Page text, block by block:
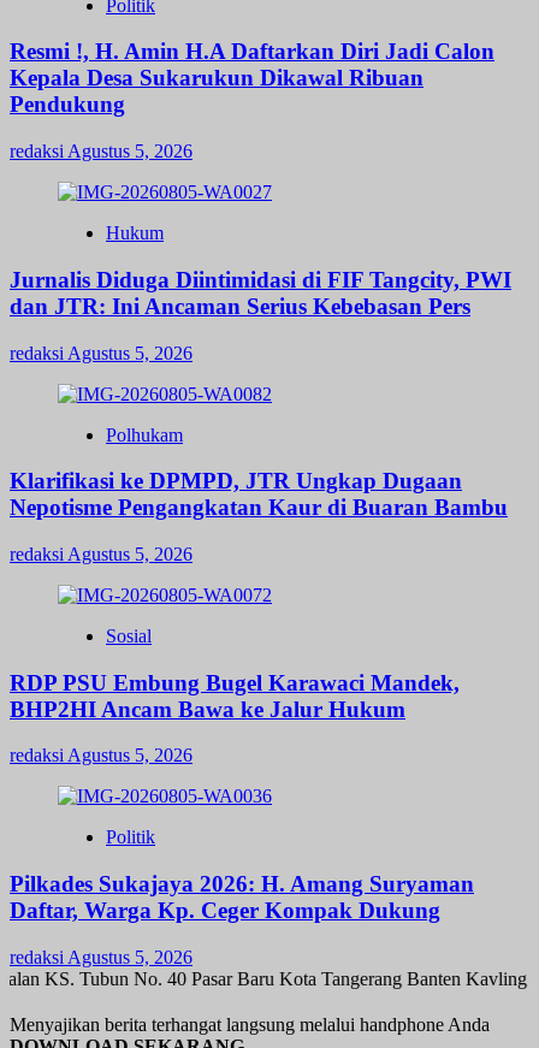
Politik
Resmi !, H. Amin H.A Daftarkan Diri Jadi Calon
Kepala Desa Sukarukun Dikawal Ribuan
Pendukung
redaksi Agustus 5, 2026
Hukum
Jurnalis Diduga Diintimidasi di FIF Tangcity, PWI
dan JTR: Ini Ancaman Serius Kebebasan Pers
redaksi Agustus 5, 2026
Polhukam
Klarifikasi ke DPMPD, JTR Ungkap Dugaan
Nepotisme Pengangkatan Kaur di Buaran Bambu
redaksi Agustus 5, 2026
Sosial
RDP PSU Embung Bugel Karawaci Mandek,
BHP2HI Ancam Bawa ke Jalur Hukum
redaksi Agustus 5, 2026
Politik
Pilkades Sukajaya 2026: H. Amang Suryaman
Daftar, Warga Kp. Ceger Kompak Dukung
redaksi Agustus 5, 2026
KS. Tubun No. 40 Pasar Baru Kota Tangerang Banten Kavling
Menyajikan berita terhangat langsung melalui handphone Anda